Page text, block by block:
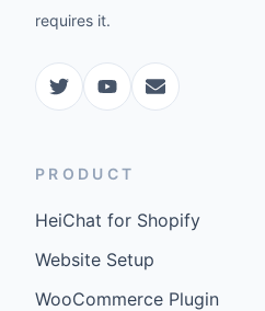
requires it.
PRODUCT
HeiChat for Shopify
Website Setup
WooCommerce Plugin